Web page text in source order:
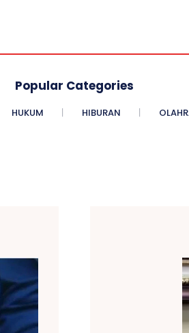
Popular Categories
HUKUM HIBURAN